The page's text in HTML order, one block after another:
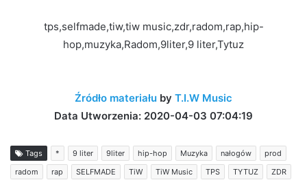
tps,selfmade,tiw,tiw music,zdr,radom,rap,hip-
hop,muzyka,Radom,9liter,9 liter,Tytuz
Źródło materiału by T.I.W Music
Data Utworzenia: 2020-04-03 07:04:19
Tags * 9 liter 9liter hip-hop Muzyka nałogów
prod
radom
rap SELFMADE TiW TiW Music TPS TYTUZ ZDR